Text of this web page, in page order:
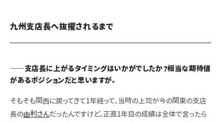
九州支店長へ抜擢されるまで
――支店長に上がるタイミングはいかがでしたか？相当な期待値
があるポジションだと思いますが。
そもそも関西に戻ってきて1年経って、当時の上司が今の関東の支店
長の由利さんだったんですけど、正直1年目の成績は全体で言ったら